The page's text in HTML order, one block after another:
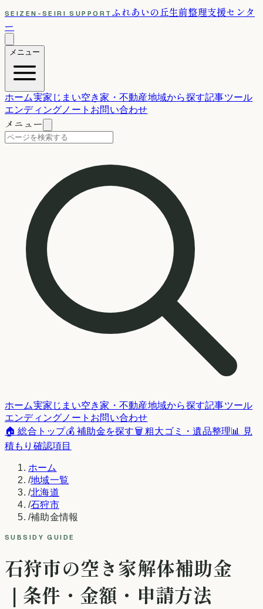
SEIZEN-SEIRI SUPPORT ふれあいの丘生前整理支援センタ
ー
メニュー
ホーム実家じまい空き家・不動産地域から探す記事ツール
エンディングノート お問い合わせ
メニュー
ホーム実家じまい空き家・不動産地域から探す記事ツール
エンディングノート お問い合わせ
🏠 総合トップ💰 補助金を探す🗑️ 粗大ゴミ・遺品整理📊 見
積もり確認項目
ホーム
/地域一覧
/北海道
/石狩市
/補助金情報
SUBSIDY GUIDE
石狩市の空き家解体補助金
｜条件・金額・申請方法